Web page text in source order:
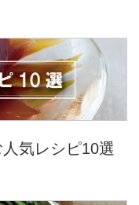
気レシピ10選